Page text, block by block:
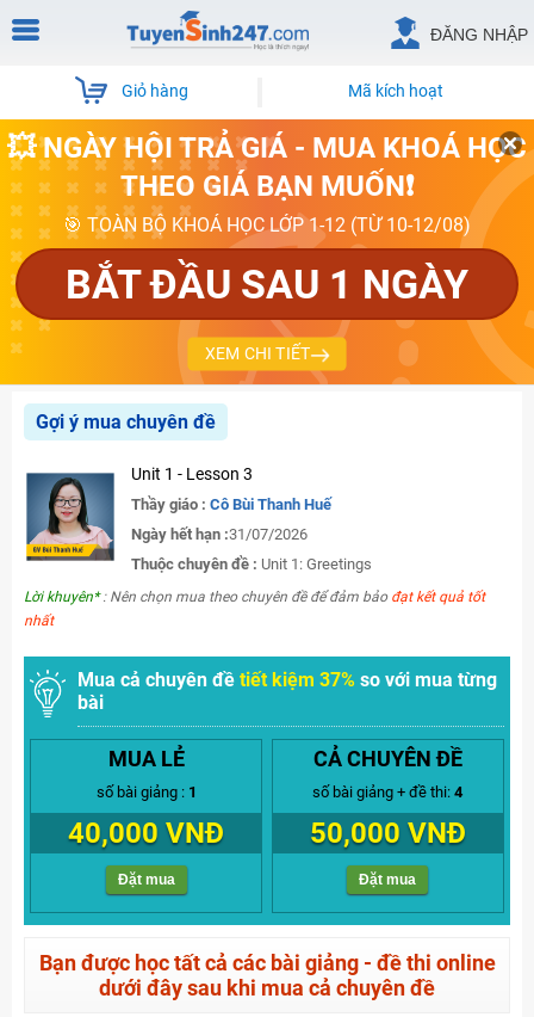
ĐĂNG NHẬP
Giỏ hàng Mã kích hoạt
💥 NGÀY HỘI TRẢ GIÁ - MUA KHOÁ HỌC
THEO GIÁ BẠN MUỐN❗
🎯 TOÀN BỘ KHOÁ HỌC LỚP 1-12 (TỪ 10-12/08)
BẮT ĐẦU SAU 1 NGÀY
XEM CHI TIẾT
Gợi ý mua chuyên đề
Unit 1 - Lesson 3
Thầy giáo : Cô Bùi Thanh Huế
Ngày hết hạn :31/07/2026
Thuộc chuyên đề : Unit 1: Greetings
Lời khuyên*: Nên chọn mua theo chuyên đề để đảm bảo đạt kết quả tốt
nhất
Mua cả chuyên đề tiết kiệm 37% so với mua từng
bài
MUA LẺ
số bài giảng : 1
40,000 VNĐ
Đặt mua
CẢ CHUYÊN ĐỀ
số bài giảng + đề thi:4
50,000 VNĐ
Đặt mua
Bạn được học tất cả các bài giảng - đề thi online
dưới đây sau khi mua cả chuyên đề